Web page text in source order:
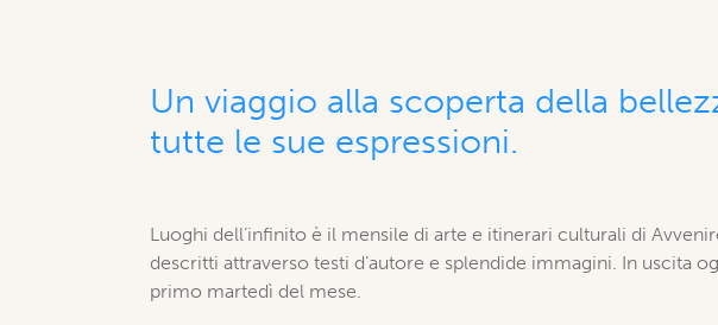
Un viaggio alla scoperta della
tutte le sue espressioni.
Luoghi dell’infinito è il mensile di arte e itinerari culturali di
descritti attraverso testi d’autore e splendide immagini. In uscita
primo martedì del mese.